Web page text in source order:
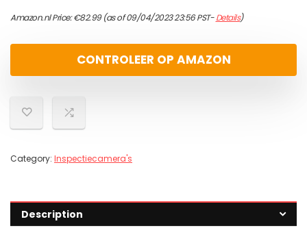
Amazon.nl Price:€82.99(as of 09/04/2023 23:56 PST-Details)
CONTROLEER OP AMAZON
Category: Inspectiecamera's
Description